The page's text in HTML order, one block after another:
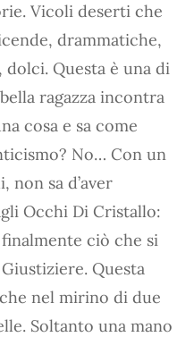
Vicoli deserti che
drammatiche,
Questa è una di
ragazza incontra
cosa e sa come
No… Con un
sa d’aver
Occhi Di Cristallo:
finalmente ciò che si
Questa
nel mirino di due
Soltanto una mano